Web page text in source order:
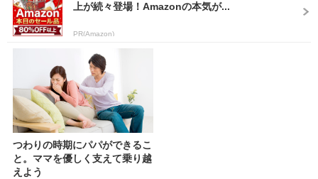
上が続々登場！Amazonの本気が...
PR(Amazon)
つわりの時期にパパができるこ
と。ママを優しく支えて乗り越
えよう